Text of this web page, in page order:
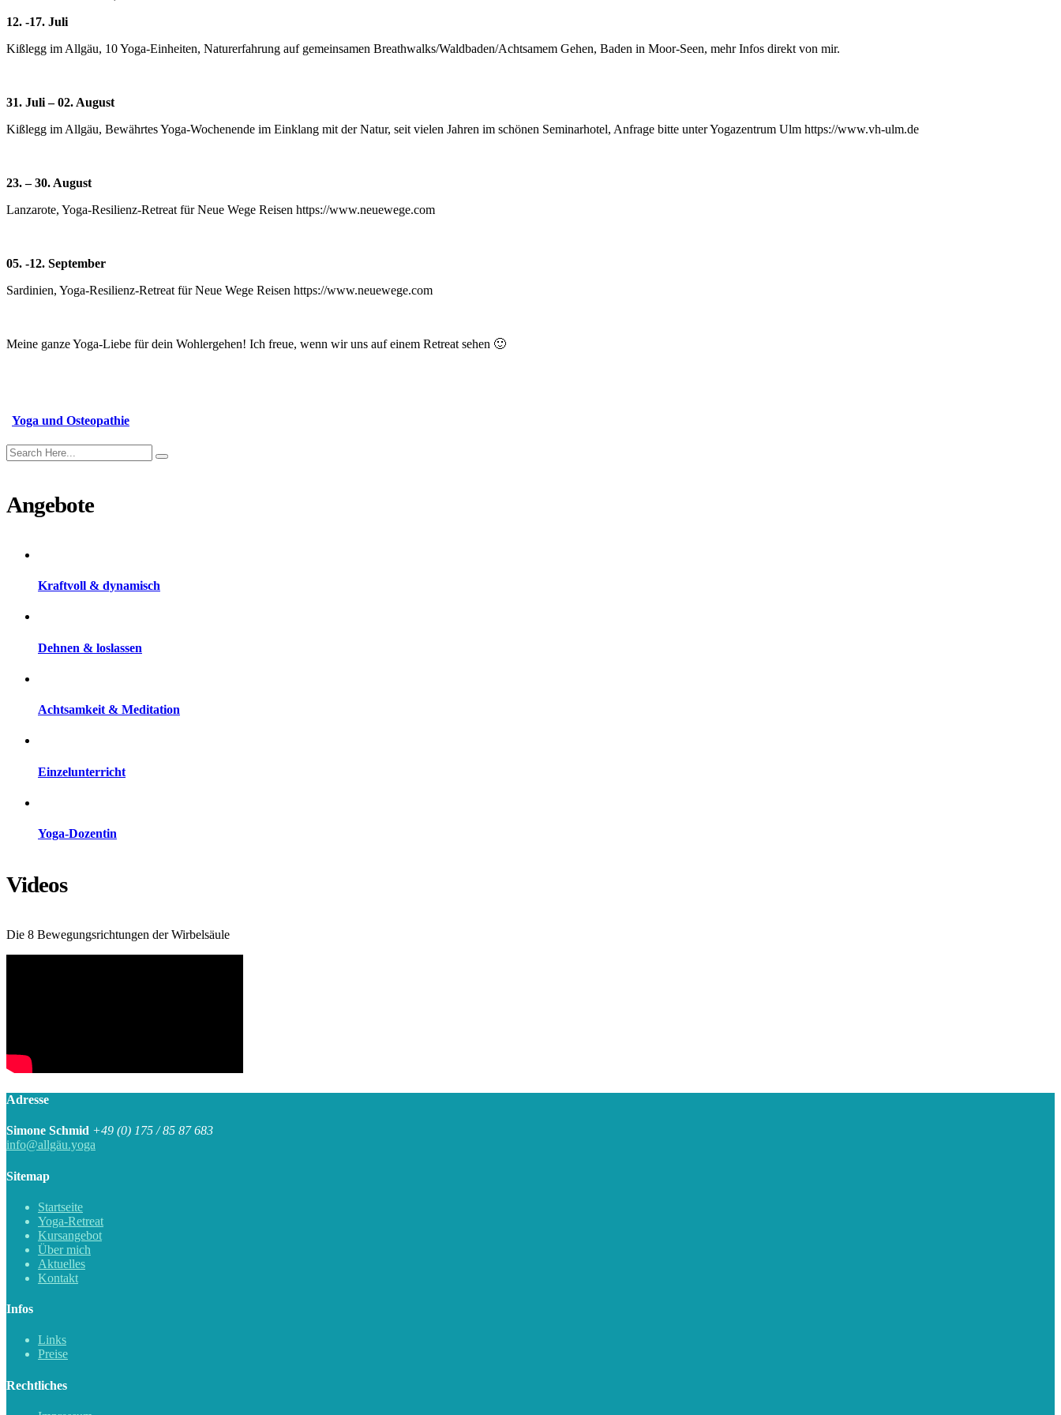
12. -17. Juli
Kißlegg im Allgäu, 10 Yoga-Einheiten, Naturerfahrung auf gemeinsamen Breathwalks/Waldbaden/Achtsamem Gehen, Baden in Moor-Seen, mehr Infos direkt von mir.
31. Juli – 02. August
Kißlegg im Allgäu, Bewährtes Yoga-Wochenende im Einklang mit der Natur, seit vielen Jahren im schönen Seminarhotel, Anfrage bitte unter Yogazentrum Ulm https://www.vh-ulm.de
23. – 30. August
Lanzarote, Yoga-Resilienz-Retreat für Neue Wege Reisen https://www.neuewege.com
05. -12. September
Sardinien, Yoga-Resilienz-Retreat für Neue Wege Reisen https://www.neuewege.com
Meine ganze Yoga-Liebe für dein Wohlergehen! Ich freue, wenn wir uns auf einem Retreat sehen 🙂
Yoga und Osteopathie
Angebote
Kraftvoll & dynamisch
Dehnen & loslassen
Achtsamkeit & Meditation
Einzelunterricht
Yoga-Dozentin
Videos
Die 8 Bewegungsrichtungen der Wirbelsäule
Adresse
Simone Schmid +49 (0) 175 / 85 87 683
info@allgäu.yoga
Sitemap
Startseite
Yoga-Retreat
Kursangebot
Über mich
Aktuelles
Kontakt
Infos
Links
Preise
Rechtliches